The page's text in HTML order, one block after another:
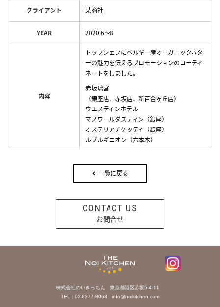
クライアント 某商社
YEAR 2020.6〜8
内容
トップシェフにベルギー産オーガニックバタ
ーの魅力を伝えるプロモーションのコーディ
ネートをしました。
赤坂璃宮
（銀座店、赤坂店、新百合ヶ丘店）
ウエスティンホテル
マノワールダスティン（銀座）
オステリアチケッティ（銀座）
ルブルギニオン（六本木）
一覧に戻る
CONTACT US
お問合せ
株式会社のいきっちん 東京都港区赤坂5-4-11
TEL : 03-6277-8063
info@noikitchen.com